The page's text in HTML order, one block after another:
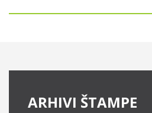
ARHIVI ŠTAMPE